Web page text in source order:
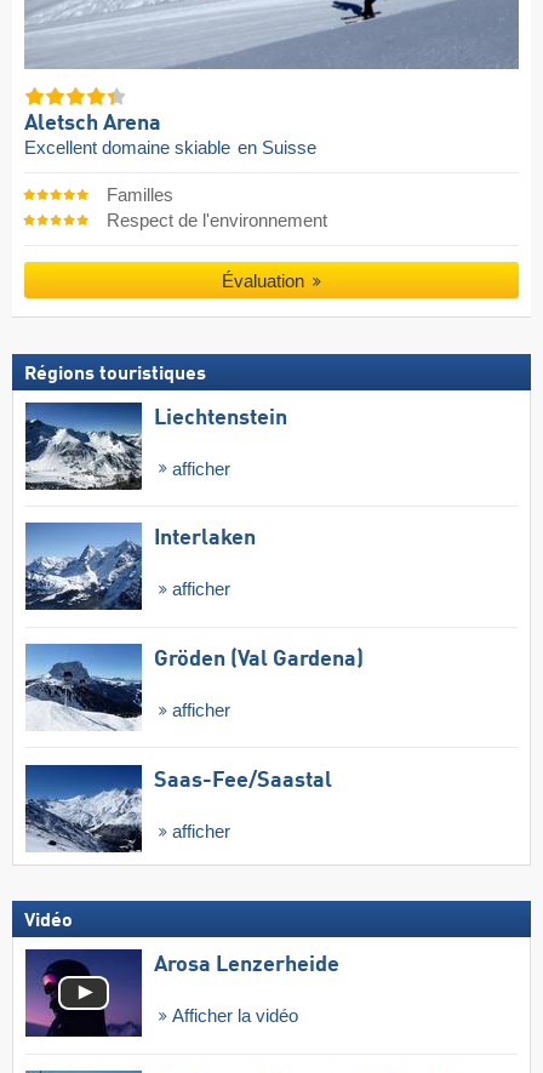
Aletsch Arena
Excellent domaine skiable en Suisse
Familles
Respect de l'environnement
Évaluation
Régions touristiques
Liechtenstein
afficher
Interlaken
afficher
Gröden (Val Gardena)
afficher
Saas-Fee/​Saastal
afficher
Vidéo
Arosa Lenzerheide
Afficher la vidéo